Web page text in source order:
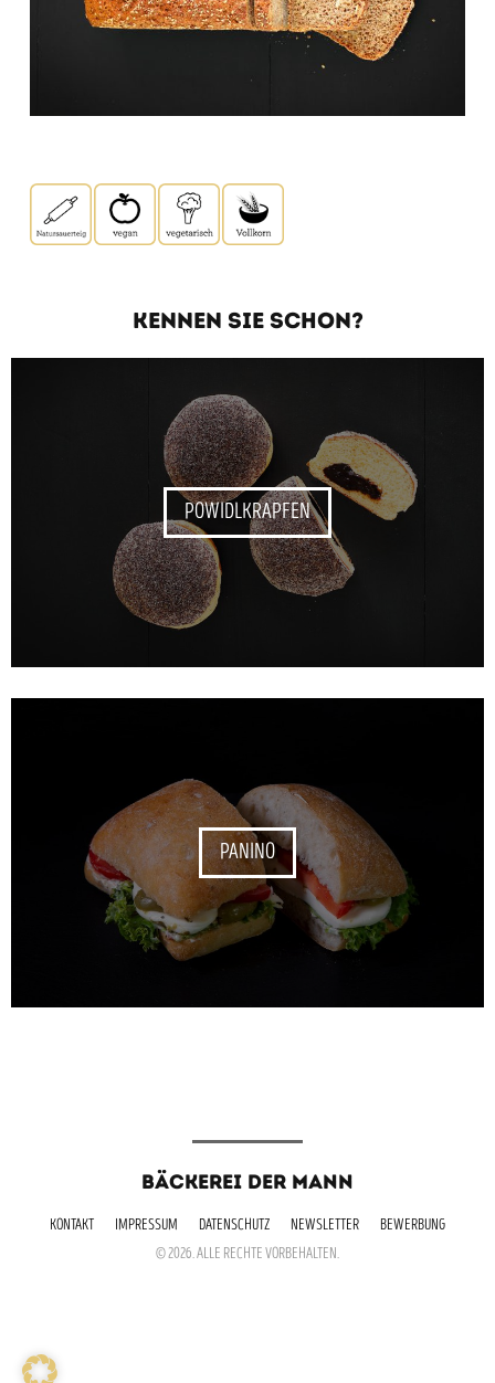
KENNEN SIE SCHON?
POWIDLKRAPFEN
PANINO
BÄCKEREI DER MANN
KONTAKT IMPRESSUM DATENSCHUTZ NEWSLETTER
BEWERBUNG
© 2026. ALLE RECHTE VORBEHALTEN.